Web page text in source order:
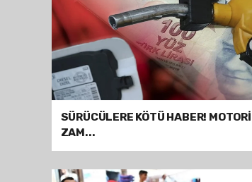
SÜRÜCÜLERE KÖTÜ HABER!
ZAM...